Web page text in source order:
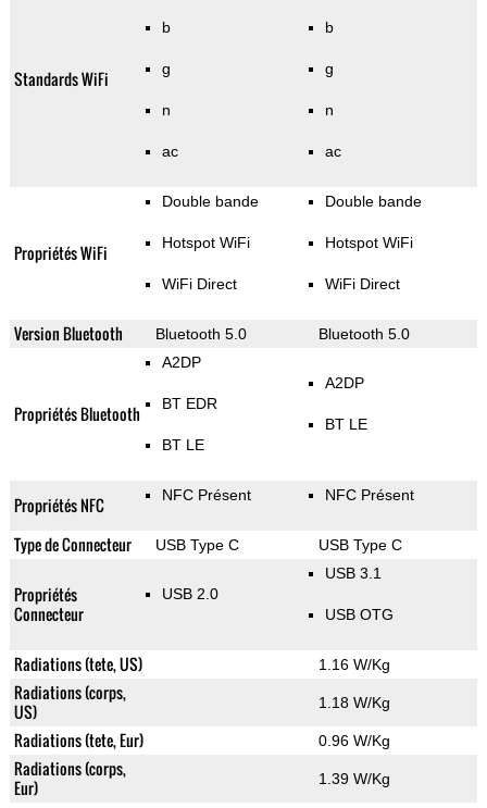
Standards WiFi
b
g
n
ac
b
g
n
ac
Propriétés WiFi
Double bande
Hotspot WiFi
WiFi Direct
Double bande
Hotspot WiFi
WiFi Direct
Version Bluetooth Bluetooth 5.0 Bluetooth 5.0
Propriétés Bluetooth
A2DP
BT EDR
BT LE
A2DP
BT LE
Propriétés NFC NFC Présent NFC Présent
Type de Connecteur USB Type C USB Type C
Propriétés
Connecteur
USB 2.0
USB 3.1
USB OTG
Radiations (tete, US) 1.16 W/Kg
Radiations (corps,
US)
1.18 W/Kg
Radiations (tete, Eur) 0.96 W/Kg
Radiations (corps,
Eur)
1.39 W/Kg